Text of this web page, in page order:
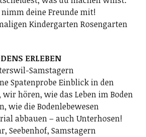
deine Freunde mit!
Kindergarten Rosengarten
ERLEBEN
Samstagern
Spatenprobe Einblick in den
hören, wie das Leben im Boden
wie die Bodenlebewesen
abbauen – auch Unterhosen!
Seebenhof, Samstagern